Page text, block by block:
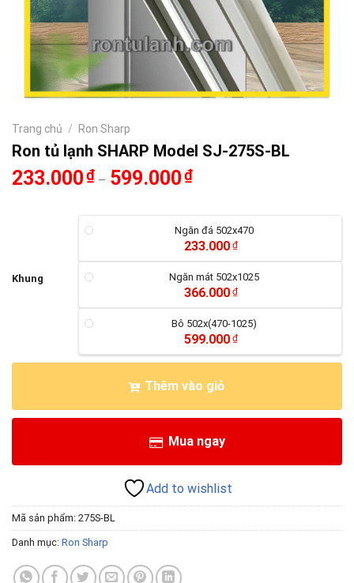
Trang chủ / Ron Sharp
Ron tủ lạnh SHARP Model SJ-275S-BL
233.000₫ – 599.000₫
Khung
Ngăn đá 502x470
233.000 ₫
Ngăn mát 502x1025
366.000 ₫
Bô 502x(470-1025)
599.000 ₫
Thêm vào giỏ
Mua ngay
Add to wishlist
Mã sản phẩm: 275S-BL
Danh mục: Ron Sharp